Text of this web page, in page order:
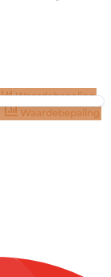
Waardebepaling
Waardebepaling